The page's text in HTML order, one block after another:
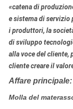
«catena di
e sistema di
i produttori, la
di sviluppo
alla voce del cliente,
cliente creare il
Affare principale:
Molla del